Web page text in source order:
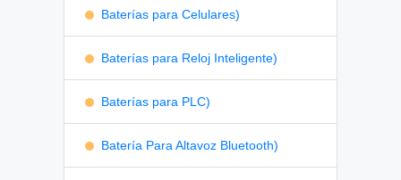
Baterías para Celulares)
Baterías para Reloj Inteligente)
Baterías para PLC)
Batería Para Altavoz Bluetooth)